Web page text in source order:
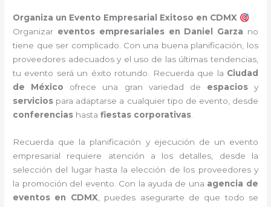
Organiza un Evento Empresarial Exitoso en CDMX
Organizar eventos empresariales en Daniel Garza no
tiene que ser complicado. Con una buena planificación, los
proveedores adecuados y el uso de las últimas tendencias,
tu evento será un éxito rotundo. Recuerda que la Ciudad
de México ofrece una gran variedad de espaciosy
servicios para adaptarse a cualquier tipo de evento, desde
conferencias hastafiestas corporativas.
Recuerda que la planificación y ejecución de un evento
empresarial requiere atención a los detalles, desde la
selección del lugar hasta la elección de los proveedores y
la promoción del evento. Con la ayuda de una agencia de
eventos en CDMX , puedes asegurarte de que todo se